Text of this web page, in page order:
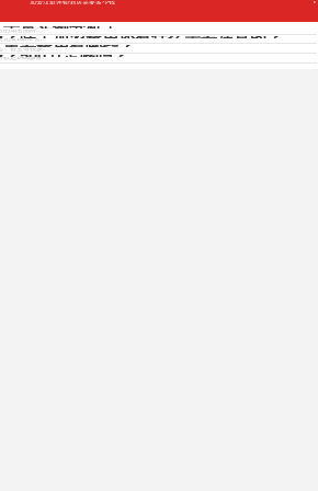
加盟汉庭连锁酒店需要多少钱
货实例分析！
的知名品牌...
除了加盟费用还有什么需要注意的？
完成100%“去...
要费用有哪些？
，甚至有很多...
500万足够吗？
达1400多家...